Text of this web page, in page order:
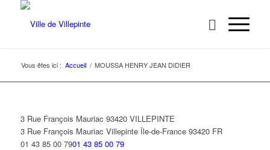
Vous êtes ici : Accueil / MOUSSA HENRY JEAN DIDIER
3 Rue François Mauriac 93420 VILLEPINTE
3 Rue François Mauriac Villepinte Île-de-France 93420 FR
01 43 85 00 7901 43 85 00 79